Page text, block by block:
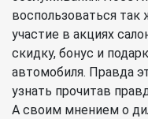
воспользоваться так
участие в акциях
скидку, бонус и
автомобиля. Правда
узнать прочитав
А своим мнением о